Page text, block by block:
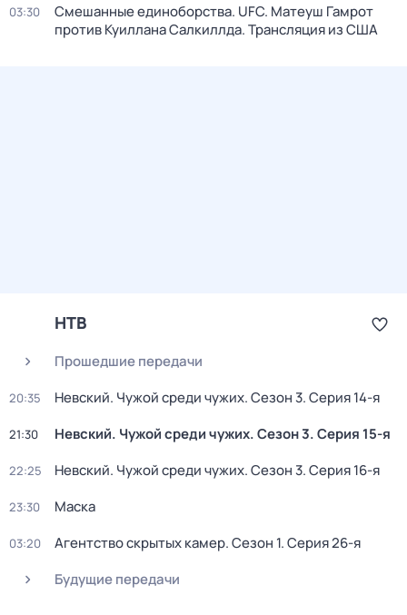
03:30
Смешанные единоборства. UFC. Матеуш Гамрот
против Куиллана Салкиллда. Трансляция из США
НТВ
Прошедшие передачи
20:35 Невский. Чужой среди чужих. Сезон 3. Серия 14-я
21:30 Невский. Чужой среди чужих. Сезон 3. Серия 15-я
22:25 Невский. Чужой среди чужих. Сезон 3. Серия 16-я
23:30 Маска
03:20 Агентство скрытых камер. Сезон 1. Серия 26-я
Будущие передачи